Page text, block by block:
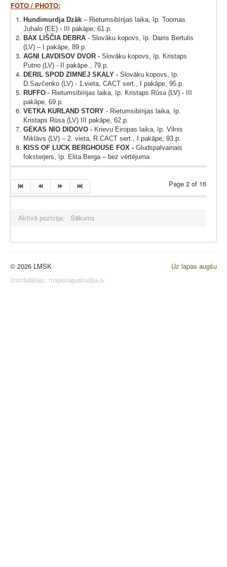
FOTO / PHOTO:
Hundimurdja Dzäk – Rietumsibīrijas laika, īp. Toomas
Juhalo (EE) - III pakāpe, 61.p.
BAX LIŠČIA DEBRA - Slovāku kopovs, īp. Dairis Bertulis
(LV) – I pakāpe, 89.p.
AGNI LAVDISOV DVOR - Slovāku kopovs, īp. Kristaps
Putno (LV) - II pakāpe., 79.p.
DERIL SPOD ZIMNEJ SKALY - Slovāku kopovs, īp.
D.Savčenko (LV) - 1.vieta, CACT sert., I pakāpe, 95.p.
RUFFO - Rietumsibīrijas laika, īp. Kristaps Rūsa (LV) - III
pakāpe, 69.p.
VETKA KURLAND STORY - Rietumsibīrijas laika, īp.
Kristaps Rūsa (LV) III pakāpe, 62.p.
GEKAS NIO DIDOVO - Krievu Eiropas laika, īp. Vilnis
Miklāvs (LV) – 2. vieta, R.CACT sert., I pakāpe, 93.p.
KISS OF LUCK BERGHOUSE FOX - Gludspalvainais
foksterjers, īp. Elita Berga – bez vērtējuma
Page 2 of 16
Aktīvā pozīcija: Sākums
Uz lapas augšu
© 2026 LMSK
Izstrādātājs: majaslapustudija.lv